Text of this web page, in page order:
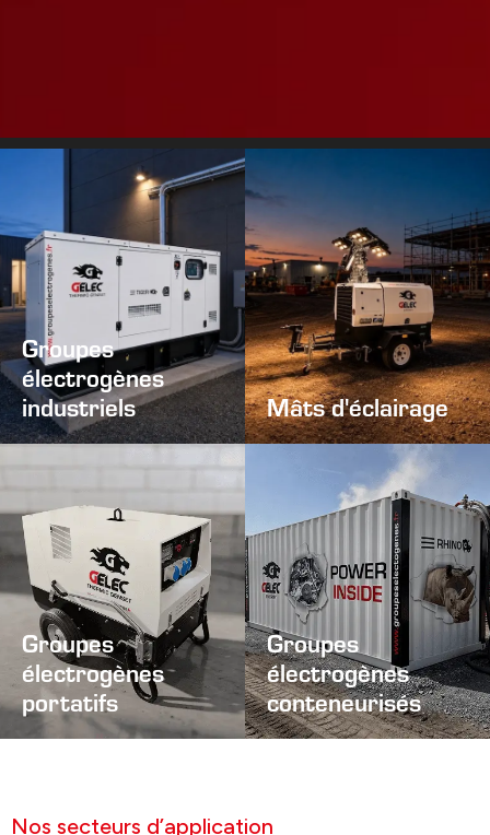
Groupes
électrogènes
industriels
Mâts d'éclairage
Groupes
électrogènes
portatifs
Groupes
électrogènes
conteneurisés
Nos secteurs d’application